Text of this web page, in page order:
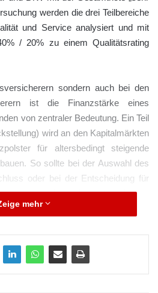
werden die drei Teilbereiche
und Service analysiert und mit
/ 20% zu einem Qualitätsrating
sondern auch bei den
ist die Finanzstärke eines
von zentraler Bedeutung. Ein Teil
wird an den Kapitalmärkten
für altersbedingt steigende
So sollte bei der Auswahl des
oder bei der Entscheidung für
des Versicherers
mehr